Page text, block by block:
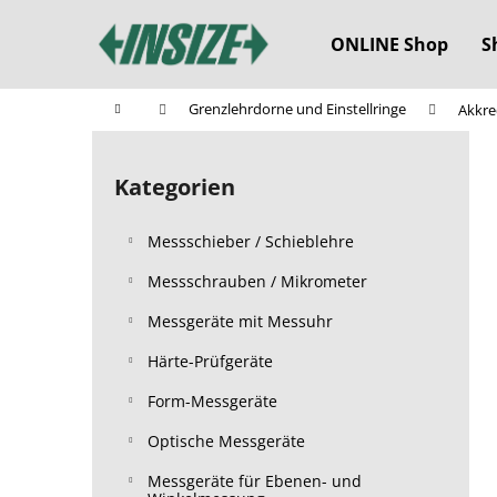
ONLINE Shop
StartseiteGrenzlehrdorne und Einstellringe
S
Kategorien
überspringen
Kategorien
Messschieber / Schieblehre
Messschrauben / Mikrometer
Messgeräte mit Messuhr
Härte-Prüfgeräte
Form-Messgeräte
Optische Messgeräte
Messgeräte für Ebenen- und
e
Zurück
zum
Zurück
zum